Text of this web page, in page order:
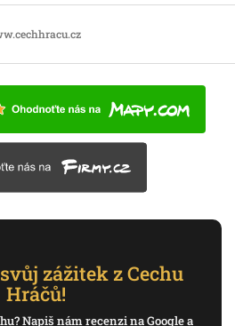
svůj zážitek z Cechu
Hráčů!
Napiš nám recenzi na Google a